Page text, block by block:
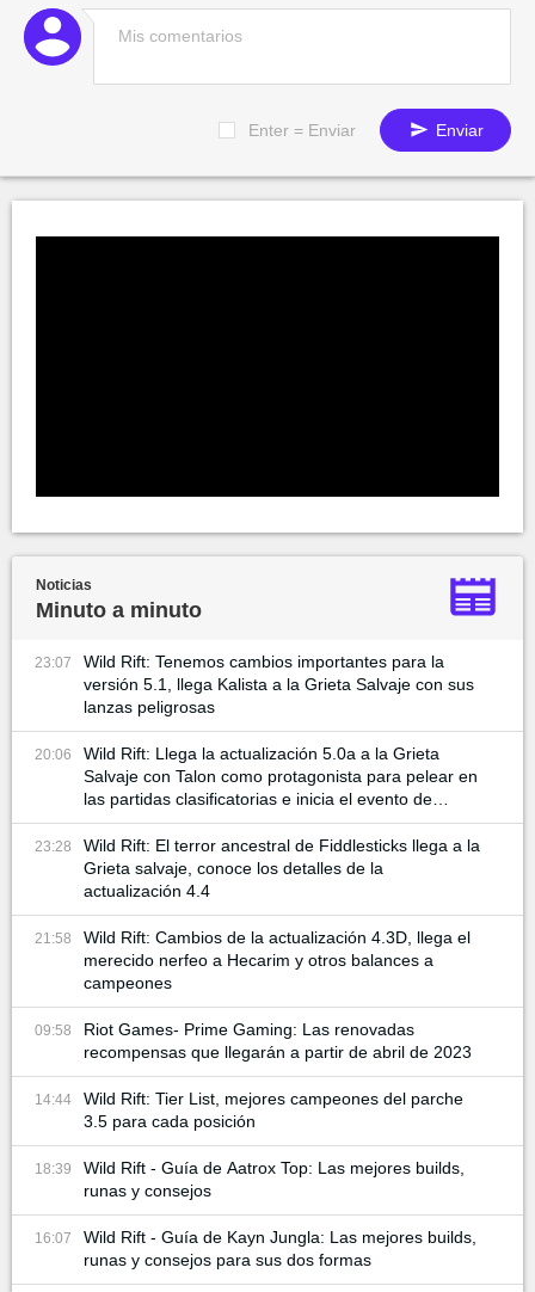
Enter = Enviar Enviar
Noticias
Minuto a minuto
23:07
Wild Rift: Tenemos cambios importantes para la
versión 5.1, llega Kalista a la Grieta Salvaje con sus
lanzas peligrosas
20:06
Wild Rift: Llega la actualización 5.0a a la Grieta
Salvaje con Talon como protagonista para pelear en
las partidas clasificatorias e inicia el evento de
Carnaval Lunar: Año del Dragón
23:28
Wild Rift: El terror ancestral de Fiddlesticks llega a la
Grieta salvaje, conoce los detalles de la
actualización 4.4
21:58
Wild Rift: Cambios de la actualización 4.3D, llega el
merecido nerfeo a Hecarim y otros balances a
campeones
09:58
Riot Games- Prime Gaming: Las renovadas
recompensas que llegarán a partir de abril de 2023
14:44
Wild Rift: Tier List, mejores campeones del parche
3.5 para cada posición
18:39
Wild Rift - Guía de Aatrox Top: Las mejores builds,
runas y consejos
16:07
Wild Rift - Guía de Kayn Jungla: Las mejores builds,
runas y consejos para sus dos formas